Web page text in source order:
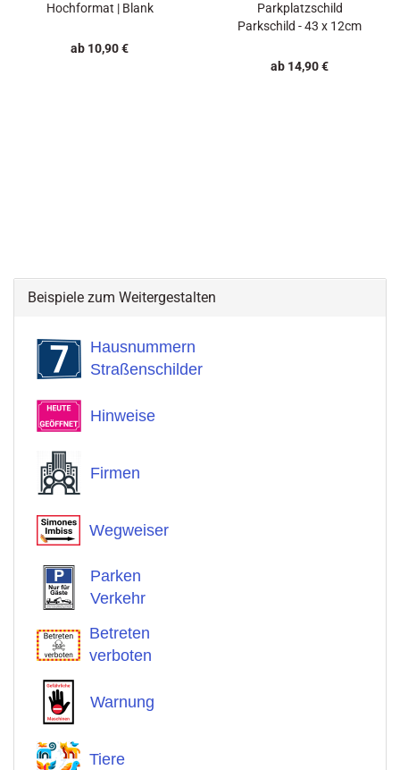
Hochformat | Blank
ab 10,90 €
Parkplatzschild
Parkschild - 43 x 12cm
ab 14,90 €
Beispiele zum Weitergestalten
Hausnummern
Straßenschilder
Hinweise
Firmen
Wegweiser
Parken
Verkehr
Betreten
verboten
Warnung
Tiere